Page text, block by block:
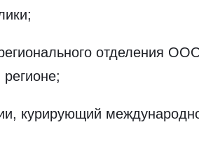
отделения
курирующий